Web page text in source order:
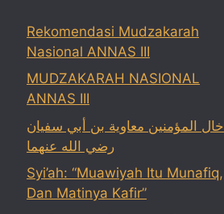
Rekomendasi Mudzakarah
Nasional ANNAS III
MUDZAKARAH NASIONAL
ANNAS III
خال المؤمنين معاوية بن أبي سفيان
رضي الله عنهما
Syi’ah: “Muawiyah Itu Munafiq,
Dan Matinya Kafir”